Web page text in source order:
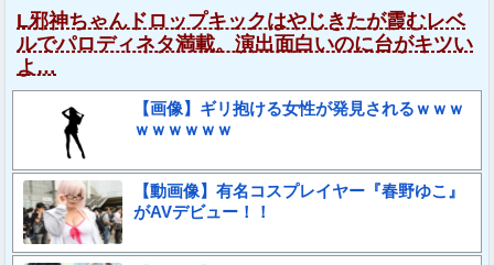
L邪神ちゃんドロップキックはやじきたが霞むレベ
ルでパロディネタ満載。演出面白いのに台がキツい
よ…
【画像】ギリ抱ける女性が発見されるｗｗｗ
ｗｗｗｗｗｗ
【動画像】有名コスプレイヤー『春野ゆこ』
がAVデビュー！！